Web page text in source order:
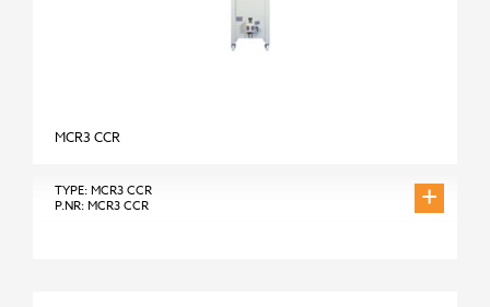
MCR3 CCR
TYPE: MCR3 CCR
P.NR: MCR3 CCR
+